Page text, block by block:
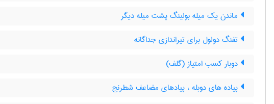
ماندن یک میله بولینگ پشت میله دیگر
تفنگ دولول برای تیراندازی جداگانه
دوبار کسب امتیاز (گلف)
پیاده های دوبله ، پیادهای مضاعف شطرنج